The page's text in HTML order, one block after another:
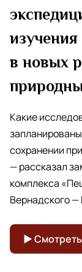
в новых
Какие
сохранении
— рассказал
комплекса
Вернадского
▶